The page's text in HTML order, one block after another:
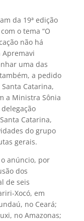
da 19ª edição
o tema “O
não há
Apremavi
uma das
a pedido
Catarina,
a Ministra Sônia
Catarina,
do grupo
gerais.
anúncio, por
dos
de seis
Xocó, em
no Ceará;
no Amazonas;